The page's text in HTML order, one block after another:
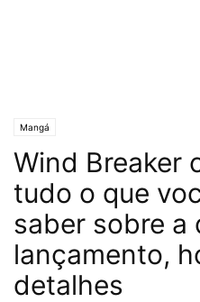
Mangá
Wind Breaker
tudo o que
saber sobre a
lançamento,
detalhes